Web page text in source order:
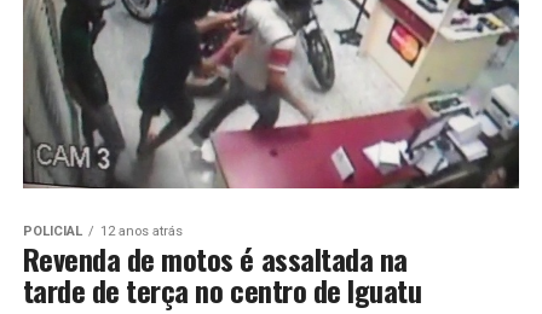
POLICIAL 12 anos atrás
Revenda de motos é assaltada na
tarde de terça no centro de Iguatu